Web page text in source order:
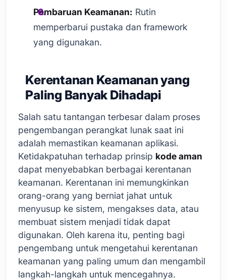
Pembaruan Keamanan: Rutin
memperbarui pustaka dan framework
yang digunakan.
Kerentanan Keamanan yang
Paling Banyak Dihadapi
Salah satu tantangan terbesar dalam proses
pengembangan perangkat lunak saat ini
adalah memastikan keamanan aplikasi.
Ketidakpatuhan terhadap prinsip kode aman
dapat menyebabkan berbagai kerentanan
keamanan. Kerentanan ini memungkinkan
orang-orang yang berniat jahat untuk
menyusup ke sistem, mengakses data, atau
membuat sistem menjadi tidak dapat
digunakan. Oleh karena itu, penting bagi
pengembang untuk mengetahui kerentanan
keamanan yang paling umum dan mengambil
langkah-langkah untuk mencegahnya.